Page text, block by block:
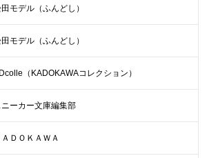
モデル（ふんどし）
モデル（ふんどし）
（KADOKAWAコレクション）
ニーカー文庫編集部
ＡＤＯＫＡＷＡ